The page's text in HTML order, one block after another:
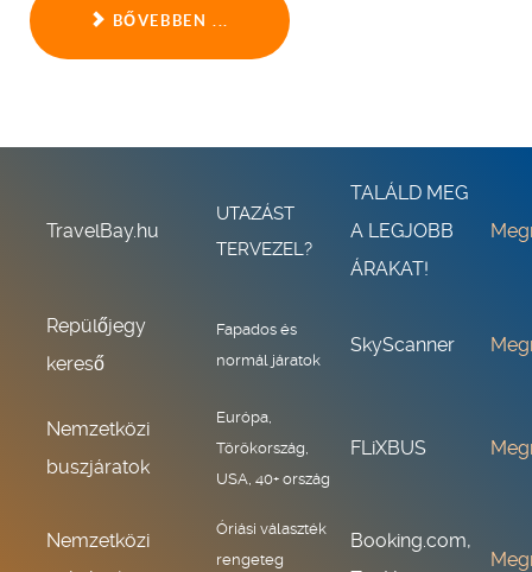
BŐVEBBEN ...
TravelBay.hu
UTAZÁST
TERVEZEL?
TALÁLD MEG
A LEGJOBB
ÁRAKAT!
Repülőjegy
kereső
Fapados és
normál járatok
SkyScanner
Nemzetközi
buszjáratok
Európa,
Törökország,
USA, 40+ ország
FLiXBUS
Nemzetközi
Óriási választék
rengeteg
Booking.com,